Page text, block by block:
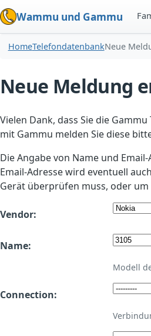
Wammu und Gammu
HomeTelefondatenbankNeue
Neue Meldung
Vielen Dank, dass Sie die
mit Gammu melden Sie diese
Die Angabe von Name und
Email-Adresse wird eventuell
Gerät überprüfen muss, oder
Vendor:
Name:
Modell
Connection: